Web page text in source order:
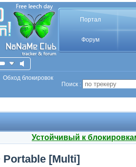
Портал
Форум
Обход блокировок
Поиск :
Устойчивый к
Portable [Multi]